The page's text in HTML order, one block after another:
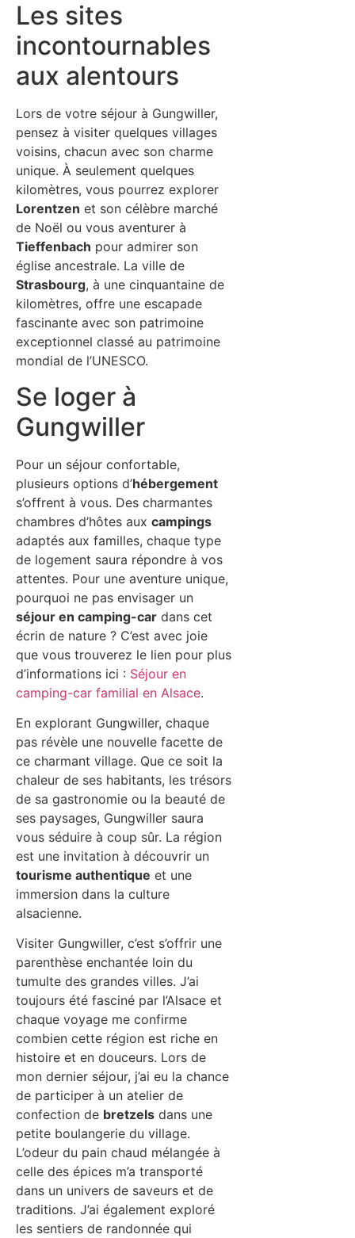
Les sites
incontournables
aux alentours
Lors de votre séjour à Gungwiller,
pensez à visiter quelques villages
voisins, chacun avec son charme
unique. À seulement quelques
kilomètres, vous pourrez explorer
Lorentzen et son célèbre marché
de Noël ou vous aventurer à
Tieffenbach pour admirer son
église ancestrale. La ville de
Strasbourg, à une cinquantaine de
kilomètres, offre une escapade
fascinante avec son patrimoine
exceptionnel classé au patrimoine
mondial de l’UNESCO.
Se loger à
Gungwiller
Pour un séjour confortable,
plusieurs options d’hébergement
s’offrent à vous. Des charmantes
chambres d’hôtes aux campings
adaptés aux familles, chaque type
de logement saura répondre à vos
attentes. Pour une aventure unique,
pourquoi ne pas envisager un
séjour en camping-car dans cet
écrin de nature ? C’est avec joie
que vous trouverez le lien pour plus
d’informations ici : Séjour en
camping-car familial en Alsace.
En explorant Gungwiller, chaque
pas révèle une nouvelle facette de
ce charmant village. Que ce soit la
chaleur de ses habitants, les trésors
de sa gastronomie ou la beauté de
ses paysages, Gungwiller saura
vous séduire à coup sûr. La région
est une invitation à découvrir un
tourisme authentique et une
immersion dans la culture
alsacienne.
Visiter Gungwiller, c’est s’offrir une
parenthèse enchantée loin du
tumulte des grandes villes. J’ai
toujours été fasciné par l’Alsace et
chaque voyage me confirme
combien cette région est riche en
histoire et en douceurs. Lors de
mon dernier séjour, j’ai eu la chance
de participer à un atelier de
confection de bretzels dans une
petite boulangerie du village.
L’odeur du pain chaud mélangée à
celle des épices m’a transporté
dans un univers de saveurs et de
traditions. J’ai également exploré
les sentiers de randonnée qui